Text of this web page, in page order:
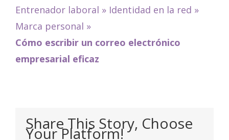
Entrenador laboral » Identidad en la red »
Marca personal »
Cómo escribir un correo electrónico
empresarial eficaz
Share This Story, Choose
Your Platform!